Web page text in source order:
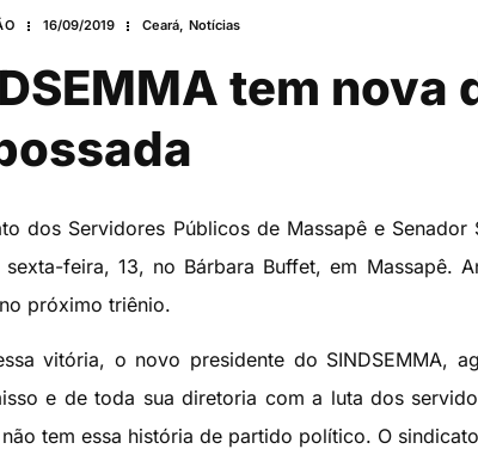
16/09/2019 Ceará, Notícias
tem nova
dos Servidores Públicos de Massapê e
sexta-feira, 13, no Bárbara Buffet, em Massapê.
próximo triênio.
vitória, o novo presidente do SINDSEMMA,
e de toda sua diretoria com a luta dos
não tem essa história de partido político. O